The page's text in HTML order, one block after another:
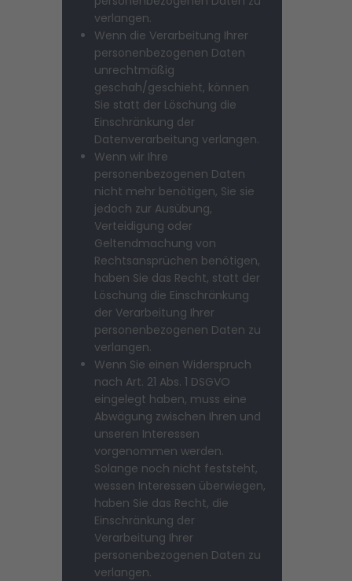
verlangen.
Wenn die Verarbeitung Ihrer
personenbezogenen Daten
unrechtmäßig
geschah/geschieht, können
Sie statt der Löschung die
Einschränkung der
Datenverarbeitung verlangen.
Wenn wir Ihre
personenbezogenen Daten
nicht mehr benötigen, Sie sie
jedoch zur Ausübung,
Verteidigung oder
Geltendmachung von
Rechtsansprüchen benötigen,
haben Sie das Recht, statt der
Löschung die Einschränkung
der Verarbeitung Ihrer
personenbezogenen Daten zu
verlangen.
Wenn Sie einen Widerspruch
nach Art. 21 Abs. 1 DSGVO
eingelegt haben, muss eine
Abwägung zwischen Ihren und
unseren Interessen
vorgenommen werden.
Solange noch nicht feststeht,
wessen Interessen überwiegen,
haben Sie das Recht, die
Einschränkung der
Verarbeitung Ihrer
personenbezogenen Daten zu
verlangen.